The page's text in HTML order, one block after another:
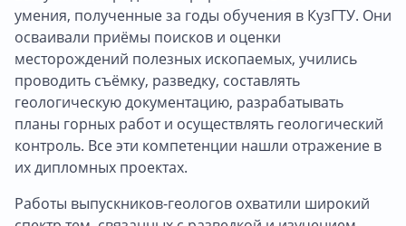
умения, полученные за годы обучения в КузГТУ. Они
осваивали приёмы поисков и оценки
месторождений полезных ископаемых, учились
проводить съёмку, разведку, составлять
геологическую документацию, разрабатывать
планы горных работ и осуществлять геологический
контроль. Все эти компетенции нашли отражение в
их дипломных проектах.
Работы выпускников-геологов охватили широкий